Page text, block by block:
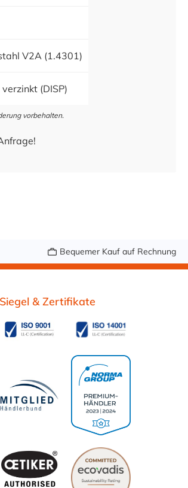
V2A (1.4301)
(DISP)
vorbehalten.
Bequemer Kauf auf Rechnung
Siegel & Zertifikate